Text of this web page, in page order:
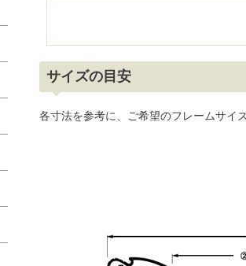
サイズの目安
各寸法を参考に、ご希望のフレームサイ